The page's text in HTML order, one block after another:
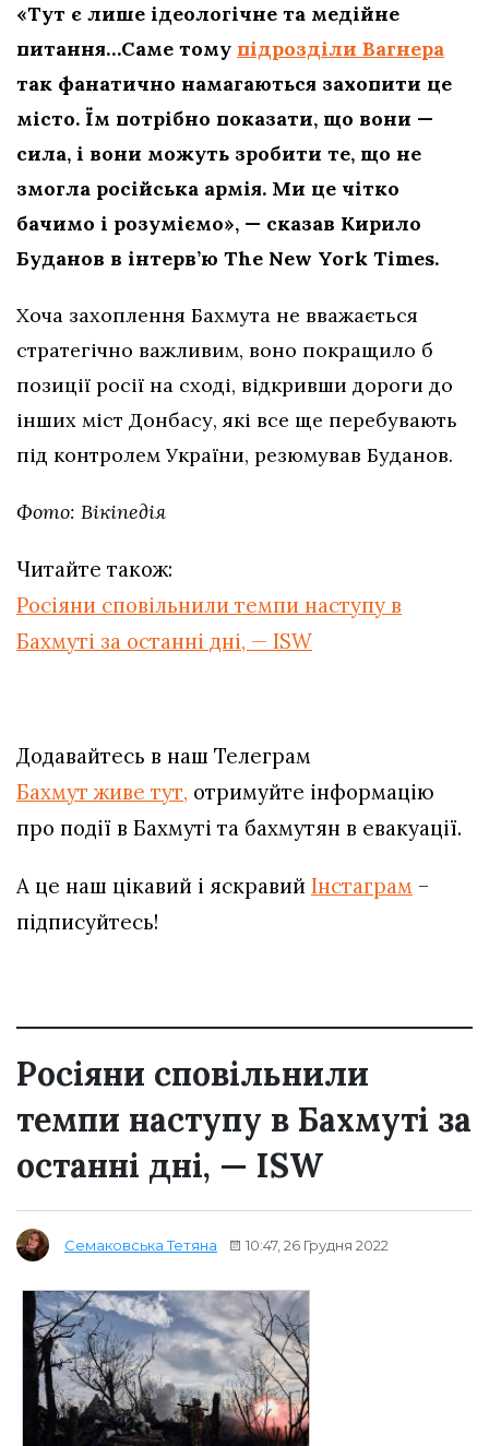
«Тут є лише ідеологічне та медійне
питання…Саме тому підрозділи Вагнера
так фанатично намагаються захопити це
місто. Їм потрібно показати, що вони —
сила, і вони можуть зробити те, що не
змогла російська армія. Ми це чітко
бачимо і розуміємо», — сказав Кирило
Буданов в інтерв’ю The New York Times.
Хоча захоплення Бахмута не вважається
стратегічно важливим, воно покращило б
позиції росії на сході, відкривши дороги до
інших міст Донбасу, які все ще перебувають
під контролем України, резюмував Буданов.
Фото: Вікіпедія
Читайте також:
Росіяни сповільнили темпи наступу в
Бахмуті за останні дні, — ISW
Додавайтесь в наш Телеграм
Бахмут живе тут, отримуйте інформацію
про події в Бахмуті та бахмутян в евакуації.
А це наш цікавий і яскравий Інстаграм –
підписуйтесь!
Росіяни сповільнили
темпи наступу в Бахмуті за
останні дні, — ISW
Семаковська Тетяна 10:47, 26 Грудня 2022